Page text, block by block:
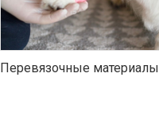
Перевязочные материалы